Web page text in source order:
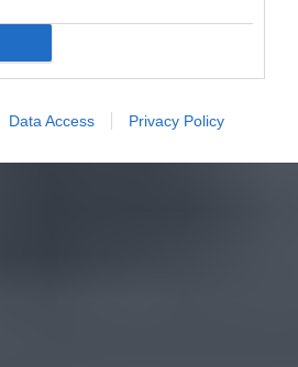
Data Access Privacy Policy